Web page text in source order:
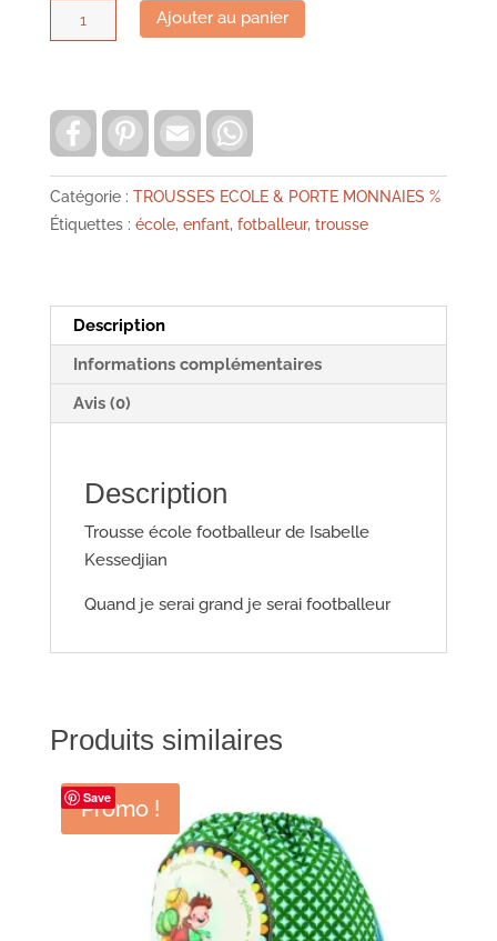
de
footballeur
isabelle
kessedjian
Ajouter au panier
c
e
b
o
o
n
t
e
e
a
i
l
a
t
s
p
Catégorie : TROUSSES ECOLE & PORTE MONNAIES %
Étiquettes : école, enfant, fotballeur, trousse
Description
Informations complémentaires
Avis (0)
Description
Trousse école footballeur de Isabelle
Kessedjian
Quand je serai grand je serai footballeur
Produits similaires
Save
Promo !